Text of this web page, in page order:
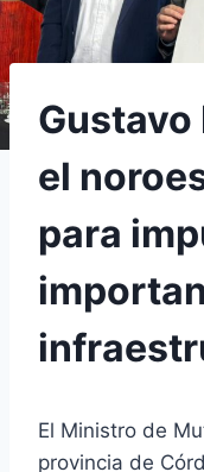
el
para
El Ministro de
provincia de